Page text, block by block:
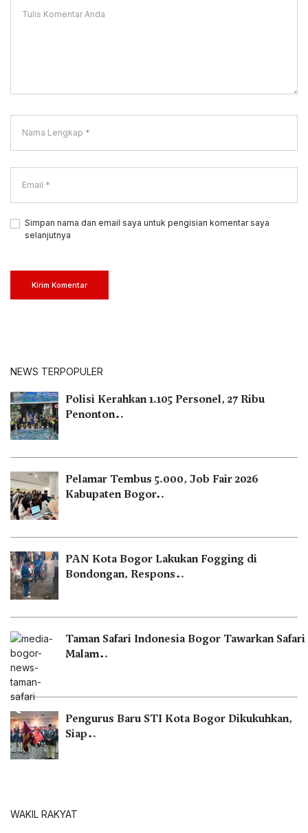
Simpan nama dan email saya untuk pengisian komentar saya
selanjutnya
Kirim Komentar
NEWS TERPOPULER
Polisi Kerahkan 1.105 Personel, 27 Ribu
Penonton…
Pelamar Tembus 5.000, Job Fair 2026
Kabupaten Bogor…
PAN Kota Bogor Lakukan Fogging di
Bondongan, Respons…
Taman Safari Indonesia Bogor Tawarkan Safari
Malam…
Pengurus Baru STI Kota Bogor Dikukuhkan,
Siap…
WAKIL RAKYAT